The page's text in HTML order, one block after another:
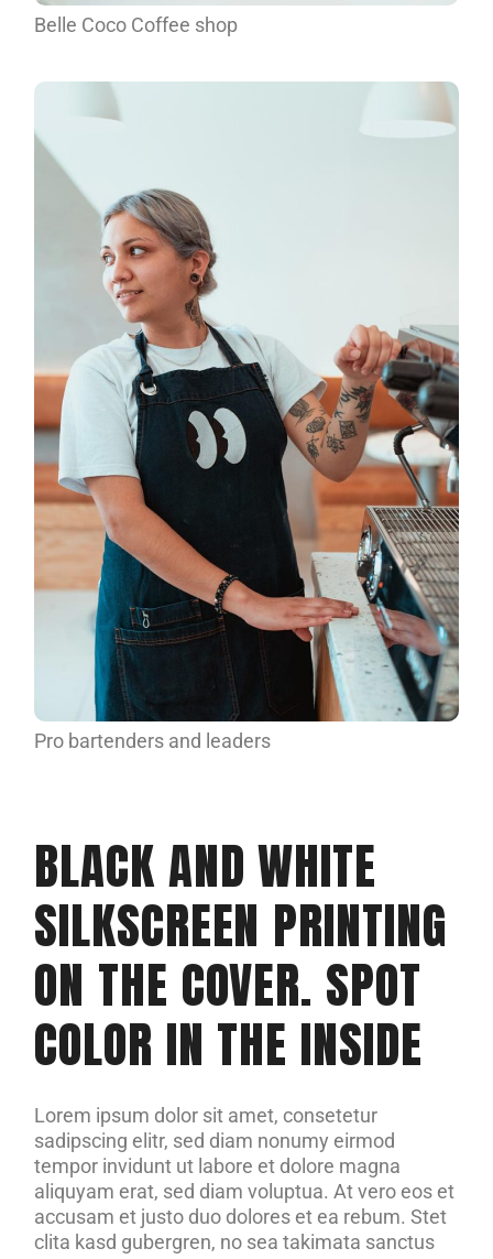
Belle Coco Coffee shop
Pro bartenders and leaders
BLACK AND WHITE
SILKSCREEN PRINTING
ON THE COVER. SPOT
COLOR IN THE INSIDE
Lorem ipsum dolor sit amet, consetetur
sadipscing elitr, sed diam nonumy eirmod
tempor invidunt ut labore et dolore magna
aliquyam erat, sed diam voluptua. At vero eos et
accusam et justo duo dolores et ea rebum. Stet
clita kasd gubergren, no sea takimata sanctus